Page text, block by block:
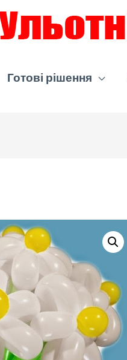
Готові рішення